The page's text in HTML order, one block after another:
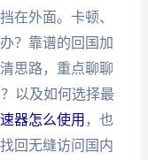
在外面。卡顿、
？靠谱的回国加
思路，重点聊聊
以及如何选择最
器怎么使用 ，也
回无缝访问国内